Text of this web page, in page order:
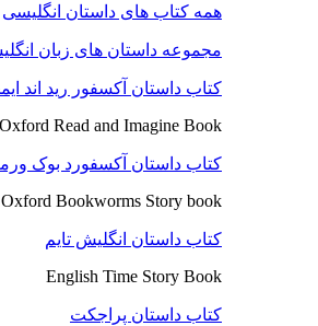
همه کتاب های داستان انگلیسی
مجموعه داستان های زبان
کتاب داستان آکسفور رید اند
Oxford Read and Imagine Book
کتاب داستان آکسفورد بوک
Oxford Bookworms Story book
کتاب داستان انگلیش تایم
English Time Story Book
کتاب داستان پراجکت